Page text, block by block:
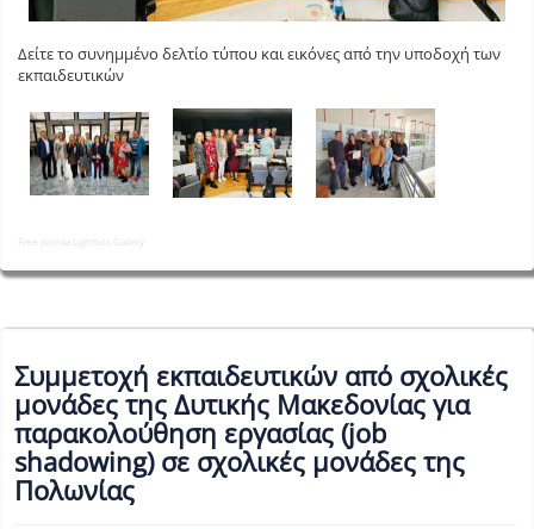
Δείτε το συνημμένο δελτίο τύπου και εικόνες από την υποδοχή των
εκπαιδευτικών
Free Joomla Lightbox Gallery
Συμμετοχή εκπαιδευτικών από σχολικές
μονάδες της Δυτικής Μακεδονίας για
παρακολούθηση εργασίας (job
shadowing) σε σχολικές μονάδες της
Πολωνίας